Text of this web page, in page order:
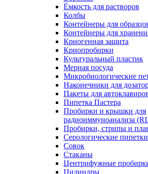
Ёмкость для растворов
Колбы
Контейнеры для
Контейнеры для
Криогенная защита
Криопробирки
Культуральный пластик
Мерная посуда
Микробиологические
Наконечники для
Пакеты для
Пипетка Пастера
Пробирки и крышки для
радиоиммуноанализа
Пробирки, стрипы и
Серологические пипетки
Совок
Стаканы
Центрифужные
Цилиндры